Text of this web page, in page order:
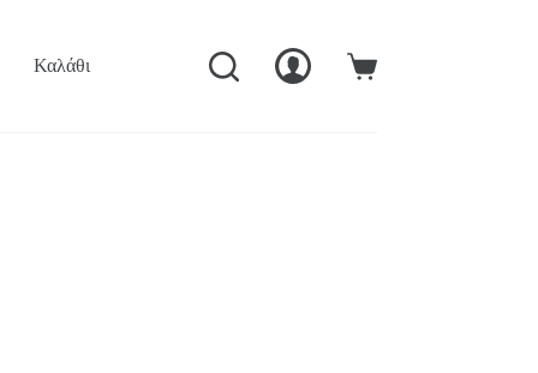
Καλάθι Ταμείο Ο Λογαριασμός Μού
Καλάθι